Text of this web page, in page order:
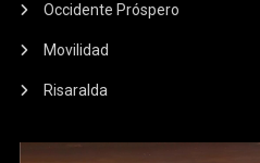
Occidente Próspero
Movilidad
Risaralda